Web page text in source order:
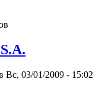
Вс, 03/01/2009 - 15:02